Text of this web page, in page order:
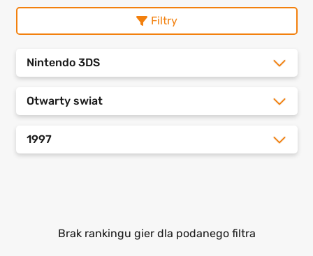
Filtry
Nintendo 3DS
Otwarty swiat
1997
Brak rankingu gier dla podanego filtra